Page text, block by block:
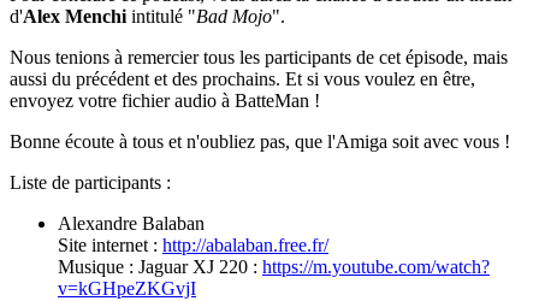
d'Alex Menchi intitulé "Bad Mojo".
Nous tenions à remercier tous les participants de cet épisode, mais
aussi du précédent et des prochains. Et si vous voulez en être,
envoyez votre fichier audio à BatteMan !
Bonne écoute à tous et n'oubliez pas, que l'Amiga soit avec vous !
Liste de participants :
Alexandre Balaban
Site internet : http://abalaban.free.fr/
Musique : Jaguar XJ 220 : https://m.youtube.com/watch?
v=kGHpeZKGvjI